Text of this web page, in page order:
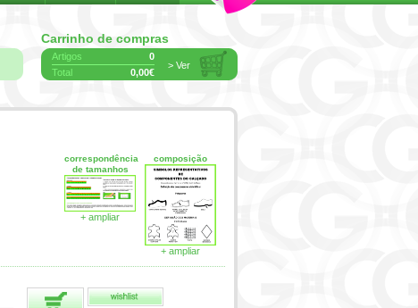
Carrinho de compras
Artigos
0
Total
0,00€
> Ver
composição
+ ampliar
correspondência
de tamanhos
+ ampliar